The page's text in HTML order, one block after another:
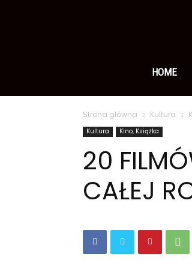
polsku
HOME
Strona główna Kultura
Kultura Kino, Książka
20
CAŁEJ